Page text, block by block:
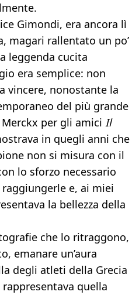
Gimondi, era ancora lì
magari rallentato un po’
leggenda cucita
era semplice: non
vincere, nonostante la
del più grande
per gli amici Il
in quegli anni che
non si misura con il
lo sforzo necessario
e, ai miei
la bellezza della
che lo ritraggono,
emanare un’aura
degli atleti della Grecia
quella